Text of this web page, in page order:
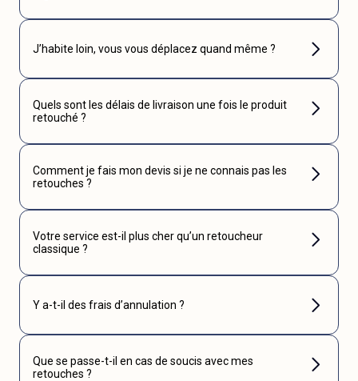
J’habite loin, vous vous déplacez quand même ?
Quels sont les délais de livraison une fois le produit
retouché ?
Comment je fais mon devis si je ne connais pas les
retouches ?
Votre service est-il plus cher qu’un retoucheur
classique ?
Y a-t-il des frais d’annulation ?
Que se passe-t-il en cas de soucis avec mes
retouches ?